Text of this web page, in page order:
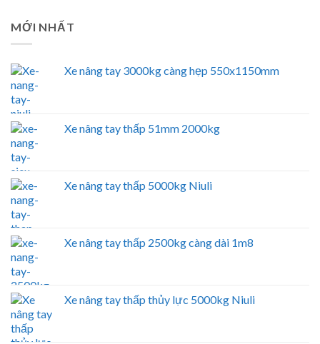
MỚI NHẤT
Xe nâng tay 3000kg càng hẹp 550x1150mm
Xe nâng tay thấp 51mm 2000kg
Xe nâng tay thấp 5000kg Niuli
Xe nâng tay thấp 2500kg càng dài 1m8
Xe nâng tay thấp thủy lực 5000kg Niuli